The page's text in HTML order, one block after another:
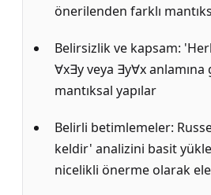
önerilenden farklı
Belirsizlik ve kapsam:
∀x∃y veya ∃y∀x
mantıksal yapılar
Belirli betimlemeler:
keldir' analizini basit
nicelikli önerme olarak ele